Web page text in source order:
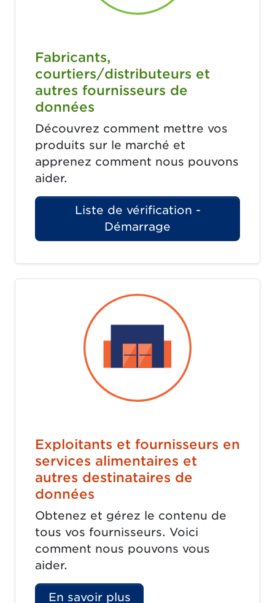
Fabricants,
courtiers/distributeurs et
autres fournisseurs de
données
Découvrez comment mettre vos
produits sur le marché et
apprenez comment nous pouvons
aider.
Liste de vérification -
Démarrage
Exploitants et fournisseurs en
services alimentaires et
autres destinataires de
données
Obtenez et gérez le contenu de
tous vos fournisseurs. Voici
comment nous pouvons vous
aider.
En savoir plus